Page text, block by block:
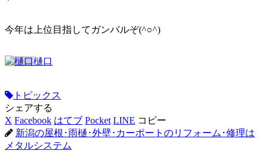
今年は上位目指してガンバルぞ(^○^)
樋口
トピックス
シェアする
X Facebook はてブ Pocket LINE コピー
新潟の屋根･雨樋･外壁･カーポートのリフォーム･修理は
メタルシステム